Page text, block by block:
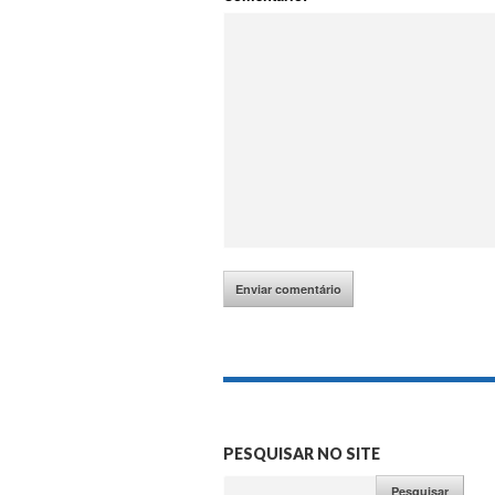
PESQUISAR NO SITE